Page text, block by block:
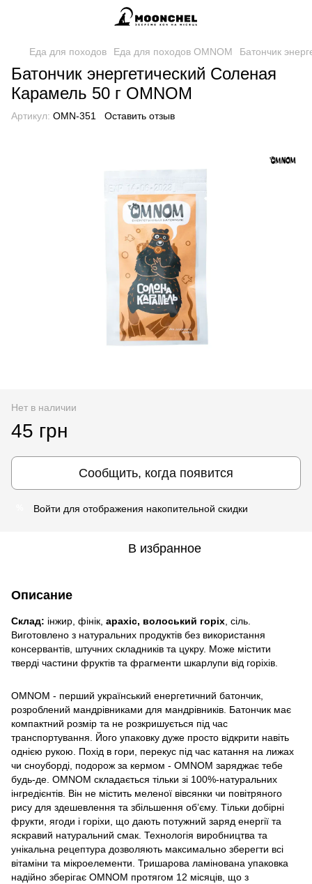
Еда для походов Еда для походов OMNOM Батончик
Батончик энергетический Соленая
Карамель 50 г OMNOM
Артикул: OMN-351 Оставить отзыв
Нет в наличии
45 грн
Сообщить, когда появится
Войти для отображения накопительной скидки
В избранное
Описание
Склад: інжир, фінік, арахіс, волоський горіх , сіль.
Виготовлено з натуральних продуктів без використання
консервантів, штучних складників та цукру. Може містити
тверді частини фруктів та фрагменти шкарлупи від горіхів.
OMNOM - перший український енергетичний батончик,
розроблений мандрівниками для мандрівників. Батончик має
компактний розмір та не розкришується під час
транспортування. Його упаковку дуже просто відкрити навіть
однією рукою. Похід в гори, перекус під час катання на лижах
чи сноуборді, подорож за кермом - OMNOM заряджає тебе
будь-де. OMNOM складається тільки зі 100%-натуральних
інгредієнтів. Він не містить меленої вівсянки чи повітряного
рису для здешевлення та збільшення об’єму. Тільки добірні
фрукти, ягоди і горіхи, що дають потужний заряд енергії та
яскравий натуральний смак. Технологія виробництва та
унікальна рецептура дозволяють максимально зберегти всі
вітаміни та мікроелементи. Тришарова ламінована упаковка
надійно зберігає OMNOM протягом 12 місяців, що з